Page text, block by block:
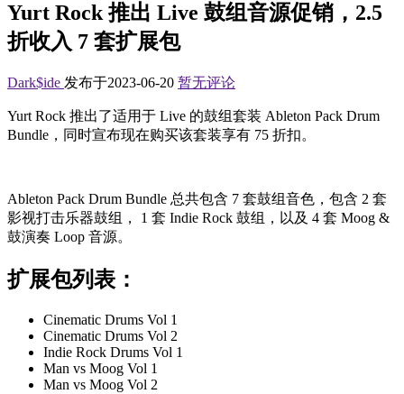
Yurt Rock 推出 Live 鼓组音源促销，2.5
折收入 7 套扩展包
Dark$ide 发布于2023-06-20 暂无评论
Yurt Rock 推出了适用于 Live 的鼓组套装 Ableton Pack Drum
Bundle，同时宣布现在购买该套装享有 75 折扣。
Ableton Pack Drum Bundle 总共包含 7 套鼓组音色，包含 2 套
影视打击乐器鼓组， 1 套 Indie Rock 鼓组，以及 4 套 Moog &
鼓演奏 Loop 音源。
扩展包列表：
Cinematic Drums Vol 1
Cinematic Drums Vol 2
Indie Rock Drums Vol 1
Man vs Moog Vol 1
Man vs Moog Vol 2